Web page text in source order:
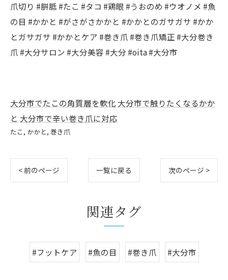
爪切り #胼胝 #たこ #タコ #鶏眼 #うおのめ #ウオノメ #魚
の目 #かかと #がさがさかかと #かかとのガサガサ #かか
とガサガサ #かかとケア #巻き爪 #巻き爪矯正 #大分巻き
爪 #大分サロン #大分美容 #大分 #oita #大分市
大分市でたこの角質層を軟化 大分市で触りたくなるかか
と 大分市で辛い巻き爪に対応
たこ かかと 巻き爪
< 前のページ 一覧に戻る 次のページ >
関連タグ
#フットケア #魚の目 #巻き爪 #大分市